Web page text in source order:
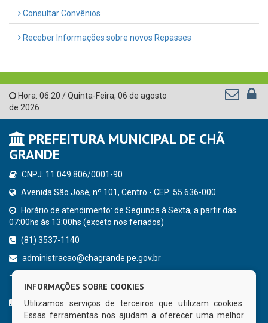
Consultar Convênios
Receber Informações sobre novos Repasses
Hora: 06:20 /Quinta-Feira, 06 de agosto
de 2026
PREFEITURA MUNICIPAL DE CHÃ
GRANDE
CNPJ: 11.049.806/0001-90
Avenida São José, nº 101, Centro - CEP: 55.636-000
Horário de atendimento: de Segunda à Sexta, a partir das
07:00hs às 13:00hs (exceto nos feriados)
(81) 3537-1140
administracao@chagrande.pe.gov.br
CURTA NOSSA FAN PAGE
INFORMAÇÕES SOBRE COOKIES
Utilizamos serviços de terceiros que utilizam cookies.
Essas ferramentas nos ajudam a oferecer uma melhor